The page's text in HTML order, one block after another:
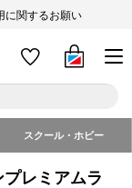
に関するお願い
スクール・ホビー
レミアムラ